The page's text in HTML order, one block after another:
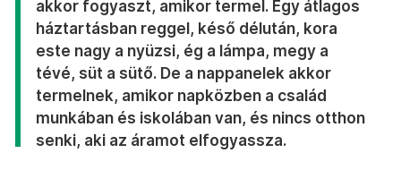
akkor fogyaszt, amikor termel. Egy átlagos
háztartásban reggel, késő délután, kora
este nagy a nyüzsi, ég a lámpa, megy a
tévé, süt a sütő. De a nappanelek akkor
termelnek, amikor napközben a család
munkában és iskolában van, és nincs otthon
senki, aki az áramot elfogyassza.